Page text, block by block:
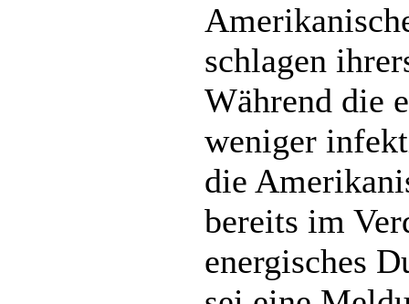
schlagen
Während die
weniger
die
bereits im
energisches